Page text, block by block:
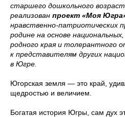
старшего дошкольного
реализован проект «Моя
нравственно-патриотических
родине на основе
родного края и толерантного
к представителям других
в Югре.
Югорская земля — это край,
щедростью и величием.
Богатая история Югры, сам дух